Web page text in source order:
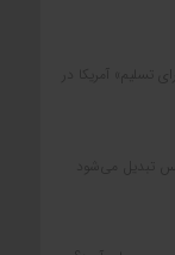
تسلیم» آمریکا در